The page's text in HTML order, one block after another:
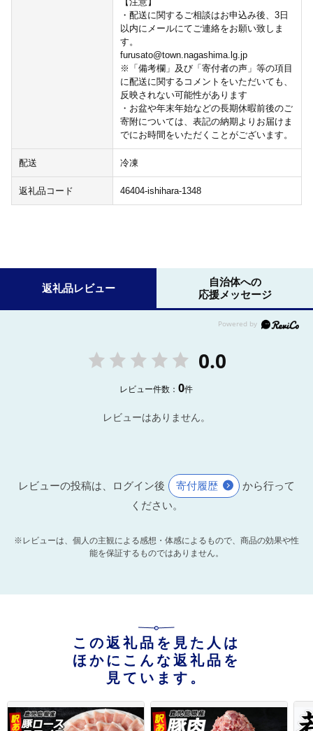
・配送に関するご相談はお申込み後、3日
以内にメールにてご連絡をお願い致しま
す。
furusato@town.nagashima.lg.jp
※「備考欄」及び「寄付者の声」等の項目
に配送に関するコメントをいただいても、
反映されない可能性があります
・お盆や年末年始などの長期休暇前後のご
寄附については、表記の納期よりお届けま
でにお時間をいただくことがございます。
配送 冷凍
返礼品コード 46404-ishihara-1348
返礼品レビュー
自治体への
応援メッセージ
0.0
レビュー件数：0件
レビューはありません。
レビューの投稿は、ログイン後 寄付履歴
から行って
ください。
※レビューは、個人の主観による感想・体感によるもので、商品の効果や性
能を保証するものではありません。
この返礼品を見た人は
ほかにこんな返礼品を
見ています。